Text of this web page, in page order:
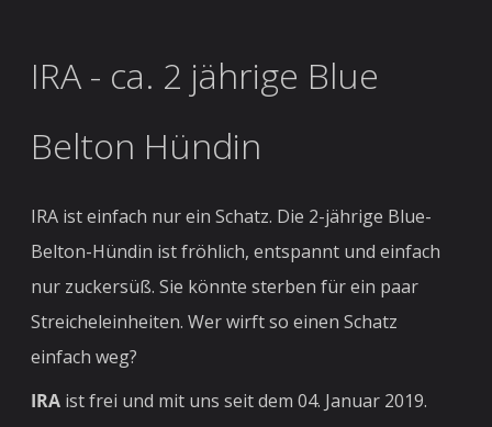
IRA - ca. 2 jährige Blue
Belton Hündin
IRA ist einfach nur ein Schatz. Die 2-jährige Blue-
Belton-Hündin ist fröhlich, entspannt und einfach
nur zuckersüß. Sie könnte sterben für ein paar
Streicheleinheiten. Wer wirft so einen Schatz
einfach weg?
IRA ist frei und mit uns seit dem 04. Januar 2019.